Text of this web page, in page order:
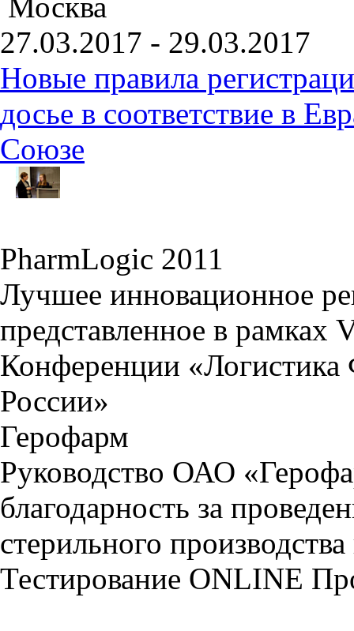
27.03.2017 - 29.03.2017
Новые правила
досье в соответствие в
Союзе
PharmLogic 2011
Лучшее инновационное
представленное в
Конференции «Логистика
России»
Герофарм
Руководство ОАО
благодарность за
стерильного
Тестирование ONLINE